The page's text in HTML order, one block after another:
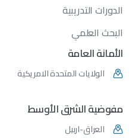
الدورات التدريبية
البحث العلمي
الأمانةالعامة
الولايات المتحدة الامريكية
مفوضيةالشرقالأوسط
العراق-اربيل